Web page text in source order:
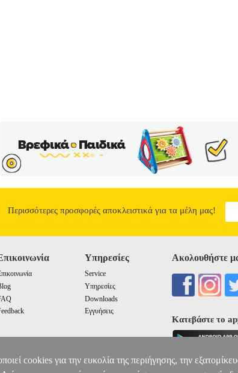
Περισσότερες προσφορές αποκλειστικά για τα μέλη μας!
Υπηρεσίες
Service
Υπηρεσίες
Downloads
Εγγυήσεις
Ακολουθήστε
Κατεβάστε το
cookies για την ευκολία της περιήγησης, την